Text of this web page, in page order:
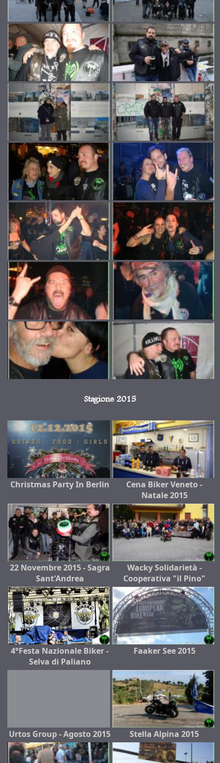
Stagione 2015
Christmas Party In Berlin
Cena Biker Veneto -
Natale 2015
22 Novembre 2015 - Sagra
Sant'Andrea
Wacky Solidarietà -
Cooperativa "il Pino"
4°Festa Nazionale Biker -
Selva di Paliano
Faaker See 2015
Urtos Group - Agosto 2015 Stella Alpina 2015